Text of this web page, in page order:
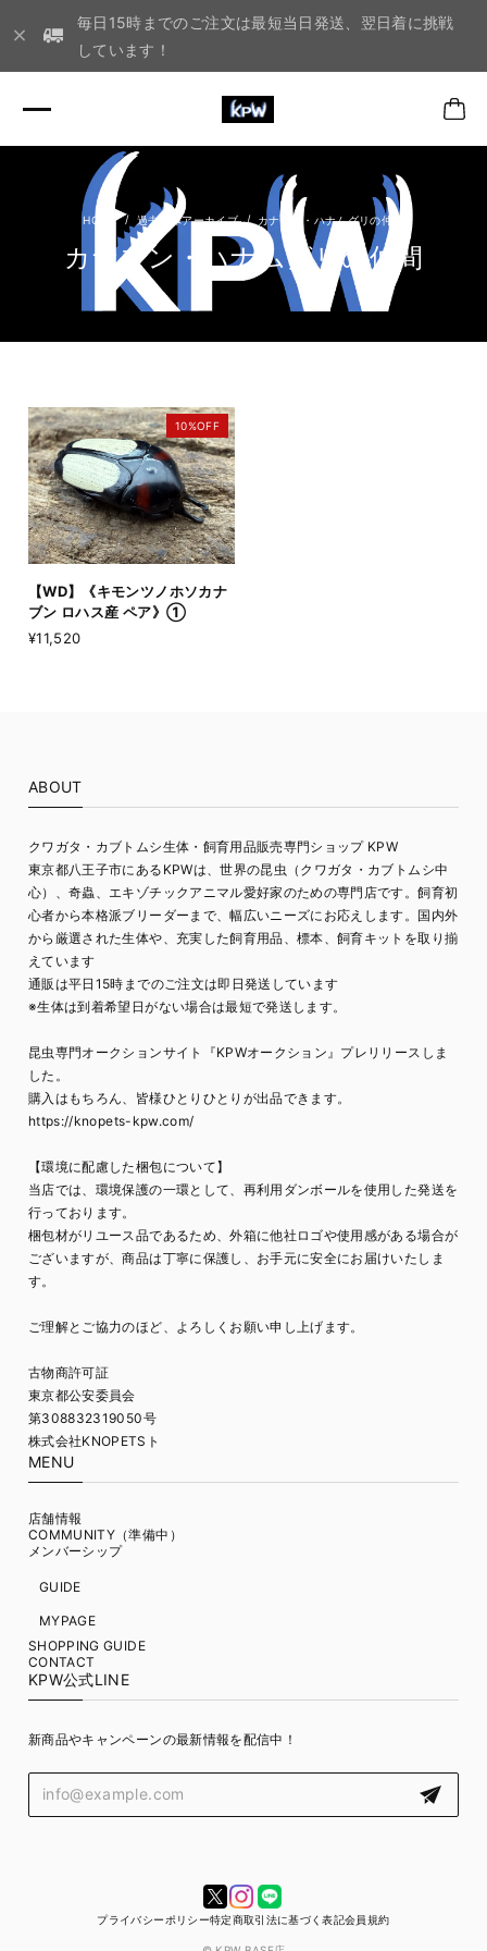
毎日15時までのご注文は最短当日発送、翌日着に挑戦
しています！
過去生体アーカイブ カナブン・ハナムグリの仲間
カナブン・ハナムグリの仲間
10%OFF
【WD】《キモンツノホソカナ
ブン ロハス産 ペア》①
¥11,520
ABOUT
クワガタ・カブトムシ生体・飼育用品販売専門ショップ KPW
東京都八王子市にあるKPWは、世界の昆虫（クワガタ・カブトムシ中
心）、奇蟲、エキゾチックアニマル愛好家のための専門店です。飼育初
心者から本格派ブリーダーまで、幅広いニーズにお応えします。国内外
から厳選された生体や、充実した飼育用品、標本、飼育キットを取り揃
えています
通販は平日15時までのご注文は即日発送しています
※生体は到着希望日がない場合は最短で発送します。
昆虫専門オークションサイト『KPWオークション』プレリリースしま
した。
購入はもちろん、皆様ひとりひとりが出品できます。
https://knopets-kpw.com/
【環境に配慮した梱包について】
当店では、環境保護の一環として、再利用ダンボールを使用した発送を
行っております。
梱包材がリユース品であるため、外箱に他社ロゴや使用感がある場合が
ございますが、商品は丁寧に保護し、お手元に安全にお届けいたしま
す。
ご理解とご協力のほど、よろしくお願い申し上げます。
古物商許可証
東京都公安委員会
第308832319050号
株式会社KNOPETSト
MENU
店舗情報
COMMUNITY（準備中）
メンバーシップ
GUIDE
MYPAGE
SHOPPING GUIDE
CONTACT
KPW公式LINE
新商品やキャンペーンの最新情報を配信中！
プライバシーポリシー特定商取引法に基づく表記会員規約